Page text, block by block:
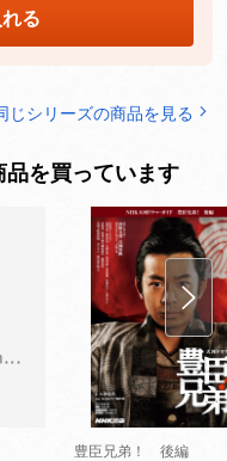
る
じシリーズの商品を見る
品を買っています
豊臣兄弟！ 後編